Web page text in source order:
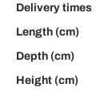
Delivery times
Length (cm)
Depth (cm)
Height (cm)